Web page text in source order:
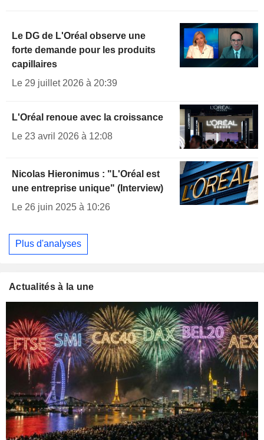
Le DG de L'Oréal observe une
forte demande pour les produits
capillaires
Le 29 juillet 2026 à 20:39
L'Oréal renoue avec la croissance
Le 23 avril 2026 à 12:08
Nicolas Hieronimus : "L'Oréal est
une entreprise unique" (Interview)
Le 26 juin 2025 à 10:26
Plus d'analyses
Actualités à la une